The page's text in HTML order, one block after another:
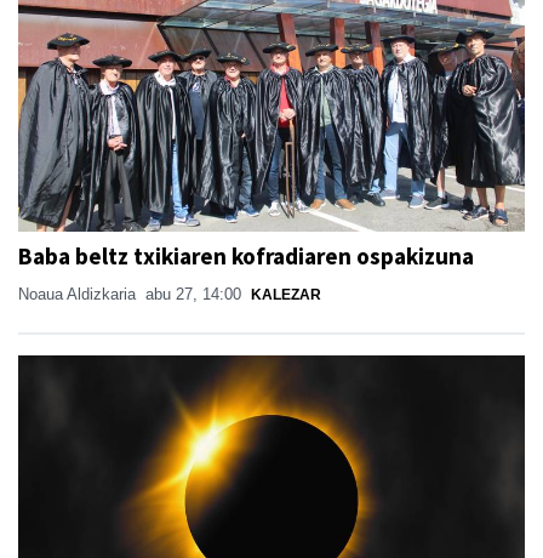
Baba beltz txikiaren kofradiaren ospakizuna
Noaua Aldizkaria abu 27, 14:00 KALEZAR